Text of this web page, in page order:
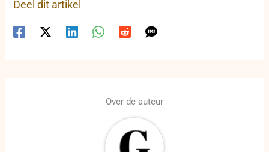
Deel dit artikel
Over de auteur